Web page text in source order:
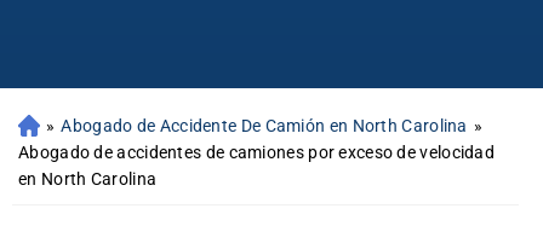
» Abogado de Accidente De Camión en North Carolina »
Abogado de accidentes de camiones por exceso de velocidad
en North Carolina